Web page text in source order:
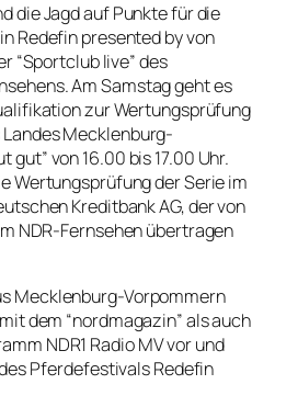
die Jagd auf Punkte für die
Redefin presented by von
“Sportclub live” des
Am Samstag geht es
zur Wertungsprüfung
Mecklenburg-
gut” von 16.00 bis 17.00 Uhr.
Wertungsprüfung der Serie im
Kreditbank AG, der von
NDR-Fernsehen übertragen
Mecklenburg-Vorpommern
dem “nordmagazin” als auch
NDR1 Radio MV vor und
Pferdefestivals Redefin